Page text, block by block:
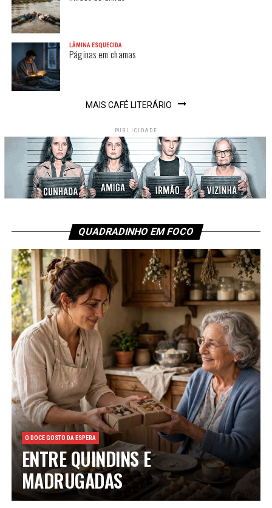
LÂMINA ESQUECIDA
Páginas em chamas
MAIS CAFÉ LITERÁRIO
PUBLICIDADE
QUADRADINHO EM FOCO
O DOCE GOSTO DA ESPERA
ENTRE QUINDINS E
MADRUGADAS